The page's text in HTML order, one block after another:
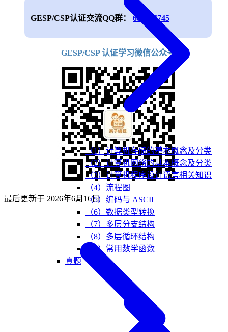
（1）计算机存储的基本概念及分类
（2）计算机网络的基本概念及分类
（3）计算机程序设计语言相关知识
（4）流程图
（5）编码与 ASCII
（6）数据类型转换
（7）多层分支结构
（8）多层循环结构
（9）常用数学函数
真题
GESP/CSP认证交流QQ群： 688906745
GESP/CSP 认证学习微信公众号
最后更新于 2026年6月16日